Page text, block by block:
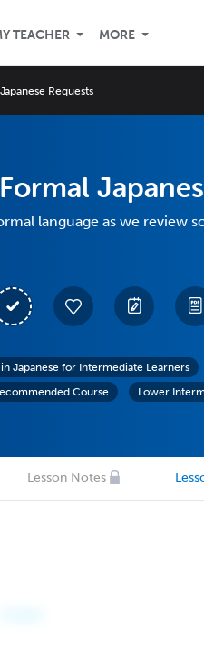
TEACHER MORE
Requests
language as we review
Japanese for Intermediate Learners
Course Lower
Lesson Notes